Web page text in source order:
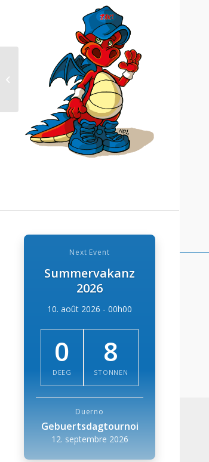
Next Event
Summervakanz
2026
10. août 2026 - 00h00
0
DEEG
8
STONNEN
Duerno
Gebuertsdagtournoi
12. septembre 2026